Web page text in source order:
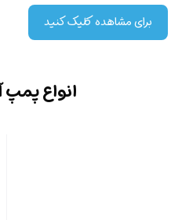
برای مشاهده کلیک کنید
انواع